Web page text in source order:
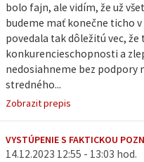
bolo fajn, ale vidím, že už
budeme mať konečne ticho v
povedala tak dôležitú vec,
konkurencieschopnosti a
nedosiahneme bez podpory
stredného...
Zobrazit prepis
VYSTÚPENIE S FAKTICKOU
14.12.2023 12:55 - 13:03 hod.